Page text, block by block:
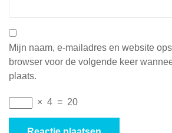
Mijn naam, e-mailadres en website
browser voor de volgende keer
plaats.
× 4 = 20